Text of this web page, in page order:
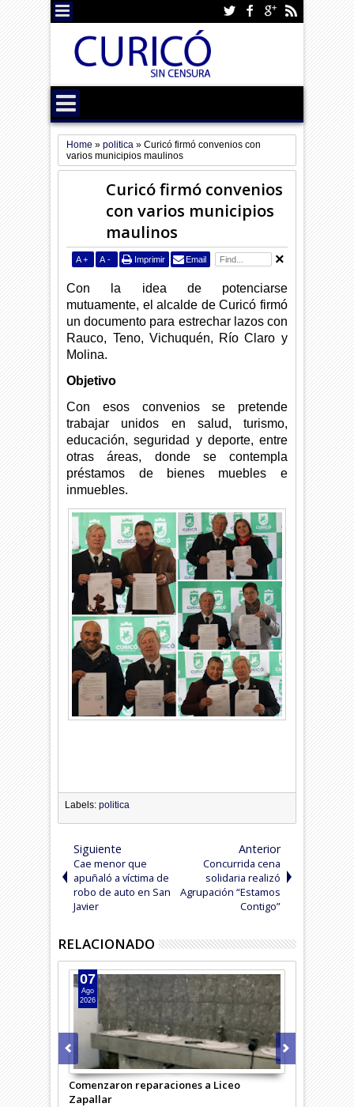
Home »politica »Curicó firmó convenios con
varios municipios maulinos
Curicó firmó convenios
con varios municipios
maulinos
A + A - Imprimir Email
Con la idea de potenciarse
mutuamente, el alcalde de Curicó firmó
un documento para estrechar lazos con
Rauco, Teno, Vichuquén, Río Claro y
Molina.
Objetivo
Con esos convenios se pretende
trabajar unidos en salud, turismo,
educación, seguridad y deporte, entre
otras áreas, donde se contempla
préstamos de bienes muebles e
inmuebles.
Labels:politica
Siguiente
Cae menor que
apuñaló a víctima de
robo de auto en San
Javier
Anterior
Concurrida cena
solidaria realizó
Agrupación “Estamos
Contigo”
RELACIONADO
Comenzaron reparaciones a Liceo
Zapallar
07
Ago
2026